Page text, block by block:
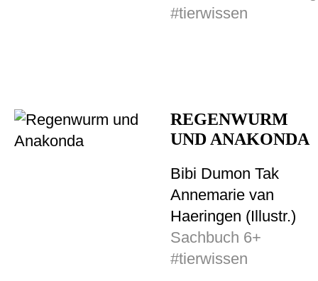
#tierwissen
REGENWURM
UND ANAKONDA
Bibi Dumon Tak
Annemarie van
Haeringen (Illustr.)
Sachbuch 6+
#tierwissen